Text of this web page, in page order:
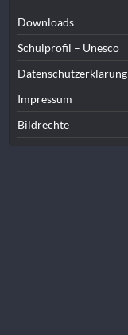
Downloads
Schulprofil – Unesco
Datenschutzerklärung
Impressum
Bildrechte